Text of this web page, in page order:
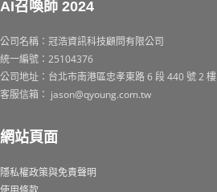
AI召喚師 2024
公司名稱：冠浩資訊科技顧問有限公司
統一編號：25104376
公司地址：台北市南港區忠孝東路 6 段 440 號 2 樓
客服信箱： jason@qyoung.com.tw
網站頁面
隱私權政策與免責聲明